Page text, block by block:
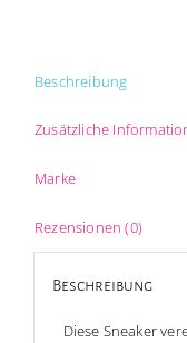
Beschreibung
Zusätzliche
Marke
Rezensionen (0)
Beschreibung
Diese Sneaker